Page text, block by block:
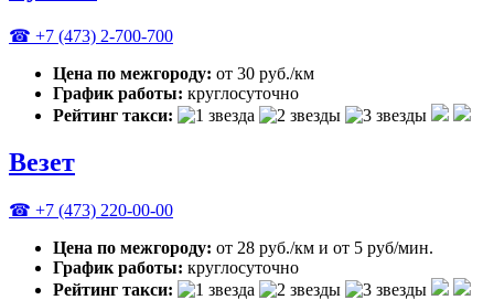
☎ +7 (473) 2-700-700
Цена по межгороду: от 30 руб./км
График работы: круглосуточно
Рейтинг такси:
Везет
☎ +7 (473) 220-00-00
Цена по межгороду: от 28 руб./км и от 5 руб/мин.
График работы: круглосуточно
Рейтинг такси: